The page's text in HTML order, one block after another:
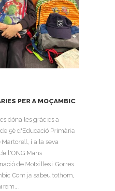
PER A MOÇAMBIC
dóna les gràcies a
5è d'Educació Primària
Martorell, i a la seva
l'ONG Mans
de Motxilles i Gorres
Com ja sabeu tothom,